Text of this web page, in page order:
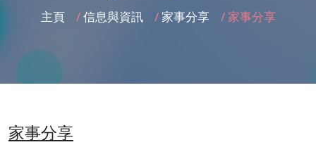
主頁 /信息與資訊 / 家事分享 / 家事分享
家事分享